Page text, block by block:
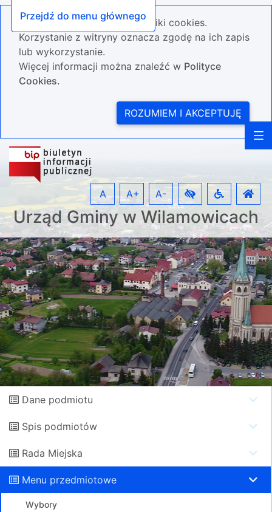
Przejdź do menu głównego
Nasza strona wykorzystuje pliki cookies.
Korzystanie z witryny oznacza zgodę na ich zapis
lub wykorzystanie.
Więcej informacji można znaleźć w Polityce
Cookies.
ROZUMIEM I AKCEPTUJĘ
Urząd Gminy w Wilamowicach
A A+ A-
Dane podmiotu
Spis podmiotów
Rada Miejska
Menu przedmiotowe
Wybory